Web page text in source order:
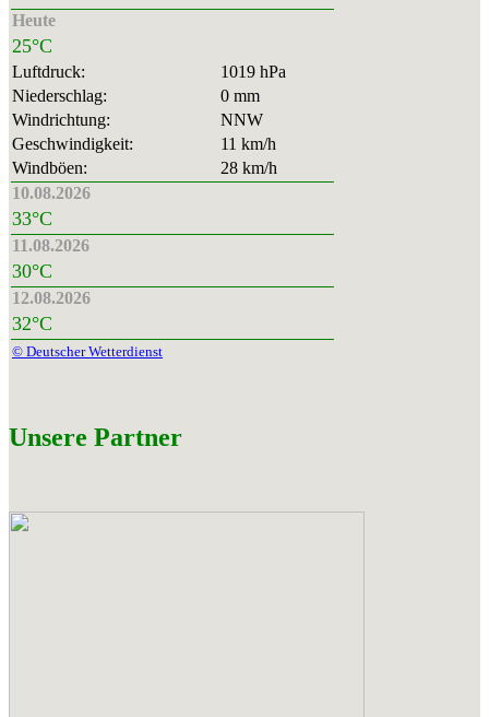
Heute
25°C
Luftdruck:
1019 hPa
Niederschlag:
0 mm
Windrichtung:
NNW
Geschwindigkeit:
11 km/h
Windböen:
28 km/h
10.08.2026
33°C
11.08.2026
30°C
12.08.2026
32°C
© Deutscher Wetterdienst
Unsere Partner